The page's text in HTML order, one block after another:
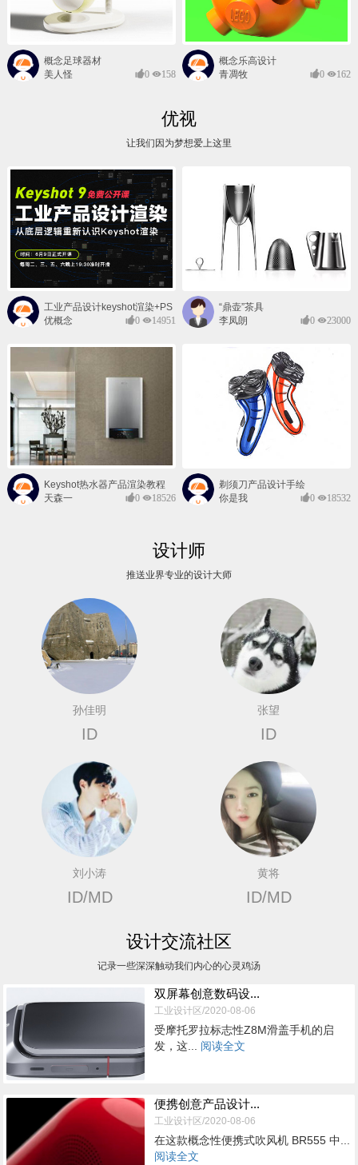
概念足球器材
美人怪
0 158
概念乐高设计
青凋牧
0 162
优视
让我们因为梦想爱上这里
工业产品设计keyshot渲染+PS
后期班
优概念 0 14951
“鼎壶”茶具
李凤朗
0 23000
Keyshot热水器产品渲染教程
天森一
0 18526
剃须刀产品设计手绘
你是我
0 18532
设计师
推送业界专业的设计大师
孙佳明
ID
张望
ID
刘小涛
ID/MD
黄将
ID/MD
设计交流社区
记录一些深深触动我们内心的心灵鸡汤
双屏幕创意数码设...
工业设计区/2020-08-06
受摩托罗拉标志性Z8M滑盖手机的启
发，这... 阅读全文
便携创意产品设计...
工业设计区/2020-08-06
在这款概念性便携式吹风机 BR555 中...
阅读全文